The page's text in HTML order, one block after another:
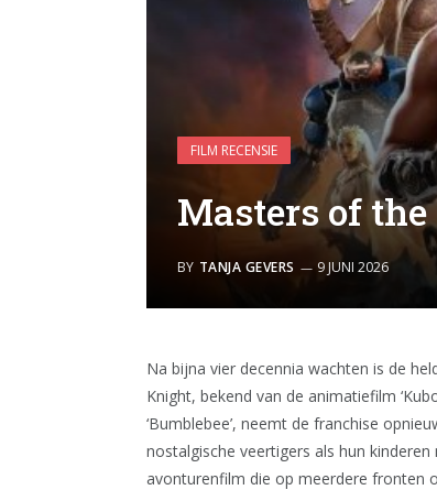
FILM RECENSIE
Masters of
BY TANJA GEVERS 9 JUNI 2026
Na bijna vier decennia wachten is de
Knight, bekend van de animatiefilm
‘Bumblebee’, neemt de franchise
nostalgische veertigers als hun
avonturenfilm die op meerdere fronten